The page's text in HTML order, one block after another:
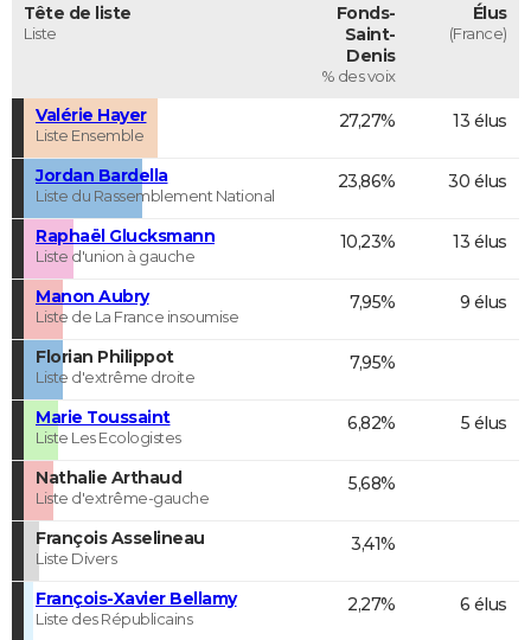
Tête de liste
Liste
Fonds-
Saint-
Denis
% des voix
Élus
(France)
Valérie Hayer
Liste Ensemble
27,27% 13 élus
Jordan Bardella
Liste du Rassemblement National
23,86% 30 élus
Raphaël Glucksmann
Liste d'union à gauche
10,23% 13 élus
Manon Aubry
Liste de La France insoumise
7,95% 9 élus
Florian Philippot
Liste d'extrême droite
7,95%
Marie Toussaint
Liste Les Ecologistes
6,82% 5 élus
Nathalie Arthaud
Liste d'extrême-gauche
5,68%
François Asselineau
Liste Divers
3,41%
François-Xavier Bellamy
Liste des Républicains
2,27% 6 élus